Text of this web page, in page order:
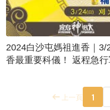
2024白沙屯媽祖進香｜
香最重要科儀！ 返程急行
上一頁 1